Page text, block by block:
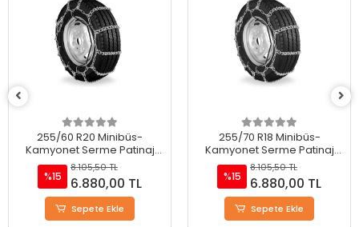
255/60 R20 Minibüs-
Kamyonet Serme Patinaj
Zinciri - M220
%15
8.105,50 TL
6.880,00 TL
Sepete Ekle
255/70 R18 Minibüs-
Kamyonet Serme Patinaj
Zinciri - M220
%15
8.105,50 TL
6.880,00 TL
Sepete Ekle